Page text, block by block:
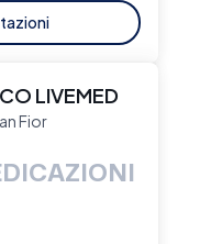
LIVEMED
Fior